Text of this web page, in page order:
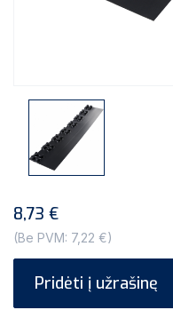
8,73 €
(Be PVM: 7,22 €)
Pridėti į užrašinę